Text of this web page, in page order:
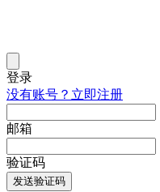
登录
没有账号？立即注册
邮箱
验证码
发送验证码